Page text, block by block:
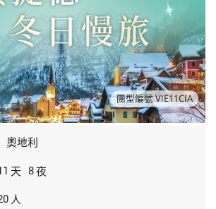
團型編號 VIE11CIA
奧地利
天 8夜
人